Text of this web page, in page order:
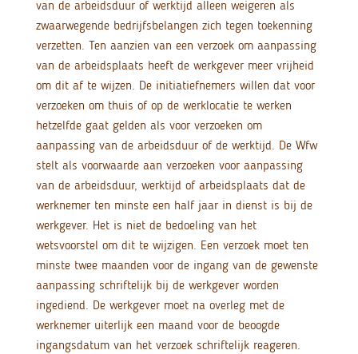
van de arbeidsduur of werktijd alleen weigeren als
zwaarwegende bedrijfsbelangen zich tegen toekenning
verzetten. Ten aanzien van een verzoek om aanpassing
van de arbeidsplaats heeft de werkgever meer vrijheid
om dit af te wijzen. De initiatiefnemers willen dat voor
verzoeken om thuis of op de werklocatie te werken
hetzelfde gaat gelden als voor verzoeken om
aanpassing van de arbeidsduur of de werktijd. De Wfw
stelt als voorwaarde aan verzoeken voor aanpassing
van de arbeidsduur, werktijd of arbeidsplaats dat de
werknemer ten minste een half jaar in dienst is bij de
werkgever. Het is niet de bedoeling van het
wetsvoorstel om dit te wijzigen. Een verzoek moet ten
minste twee maanden voor de ingang van de gewenste
aanpassing schriftelijk bij de werkgever worden
ingediend. De werkgever moet na overleg met de
werknemer uiterlijk een maand voor de beoogde
ingangsdatum van het verzoek schriftelijk reageren.